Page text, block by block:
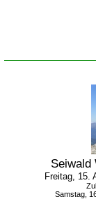
Seiwald
Freitag, 15.
Samstag,